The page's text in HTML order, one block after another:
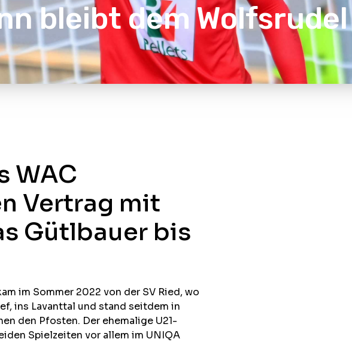
bleibt dem
WAC
Vertrag mit
Gütlbauer bis
im Sommer 2022 von der SV Ried, wo
ins Lavanttal und stand seitdem in
den Pfosten. Der ehemalige U21-
Spielzeiten vor allem im UNIQA